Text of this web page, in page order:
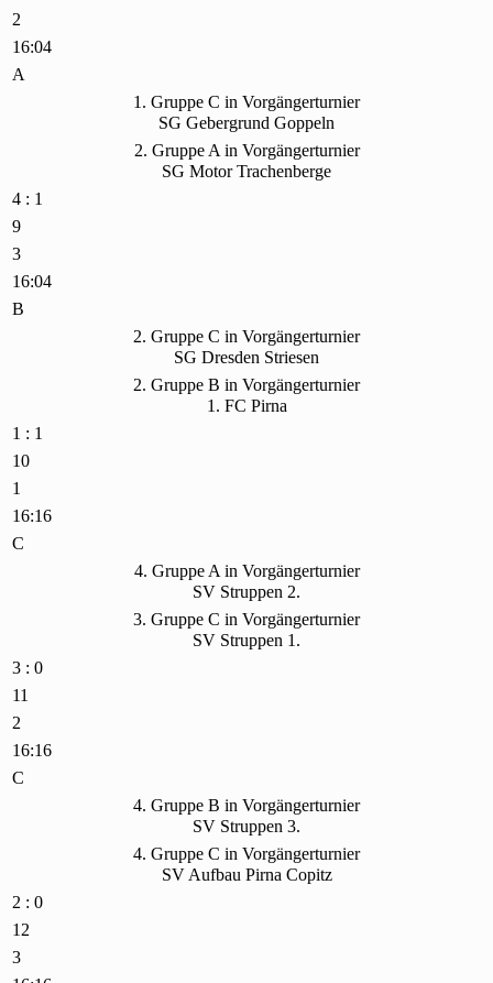
2
16:04
A
1. Gruppe C in Vorgängerturnier
SG Gebergrund Goppeln
2. Gruppe A in Vorgängerturnier
SG Motor Trachenberge
4 : 1
9
3
16:04
B
2. Gruppe C in Vorgängerturnier
SG Dresden Striesen
2. Gruppe B in Vorgängerturnier
1. FC Pirna
1 : 1
10
1
16:16
C
4. Gruppe A in Vorgängerturnier
SV Struppen 2.
3. Gruppe C in Vorgängerturnier
SV Struppen 1.
3 : 0
11
2
16:16
C
4. Gruppe B in Vorgängerturnier
SV Struppen 3.
4. Gruppe C in Vorgängerturnier
SV Aufbau Pirna Copitz
2 : 0
12
3